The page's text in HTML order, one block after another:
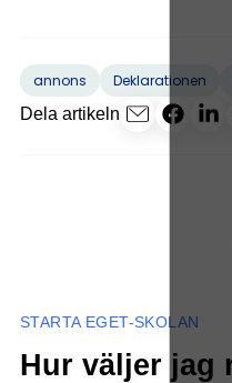
annons Deklarationen
Dela artikeln
STARTA EGET-SKOLAN
Hur väljer jag